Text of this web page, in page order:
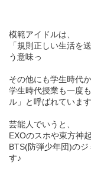
模範アイドルは、
「規則正しい生活を
う意味っ
その他にも学生時代
学生時代授業も一度
ル」と呼ばれています
芸能人でいうと、
EXOのスホや東方神
BTS(防弾少年団)の
す♪